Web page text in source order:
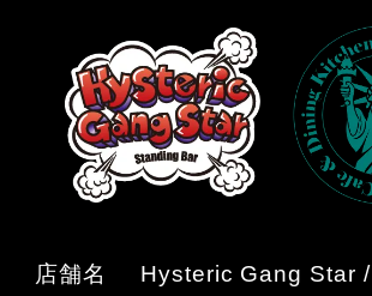
店舗名
Hysteric Gang Star /